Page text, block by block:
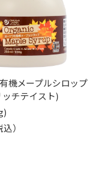
機メープルシロップ
チテイスト)
）